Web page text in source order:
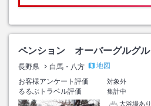
ペンション オーバーグルグル
長野県 白馬・八方
地図
お客様アンケート評価
対象外
るるぶトラベル評価
集計中
大浴場あり